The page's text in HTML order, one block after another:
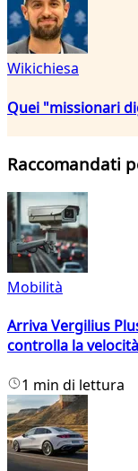
Wikichiesa
Quei "missionari
Raccomandati
Mobilità
Arriva Vergilius
controlla la velocità
1 min di lettura